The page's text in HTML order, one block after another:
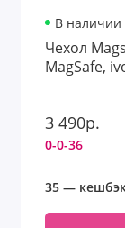
В наличии
Чехол
MagSafe,
3 490р.
0-0-36
35 —